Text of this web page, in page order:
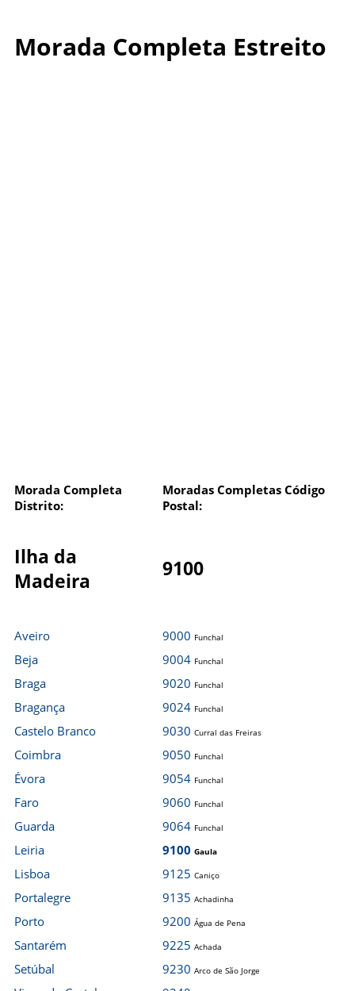
Morada Completa Estreito
Morada Completa
Distrito:
Moradas Completas Código
Postal:
Ilha da
Madeira
9100
Aveiro
Beja
Braga
Bragança
Castelo Branco
Coimbra
Évora
Faro
Guarda
Leiria
Lisboa
Portalegre
Porto
Santarém
Setúbal
9000 Funchal
9004 Funchal
9020 Funchal
9024 Funchal
9030 Curral das Freiras
9050 Funchal
9054 Funchal
9060 Funchal
9064 Funchal
9100 Gaula
9125 Caniço
9135 Achadinha
9200 Água de Pena
9225 Achada
9230 Arco de São Jorge